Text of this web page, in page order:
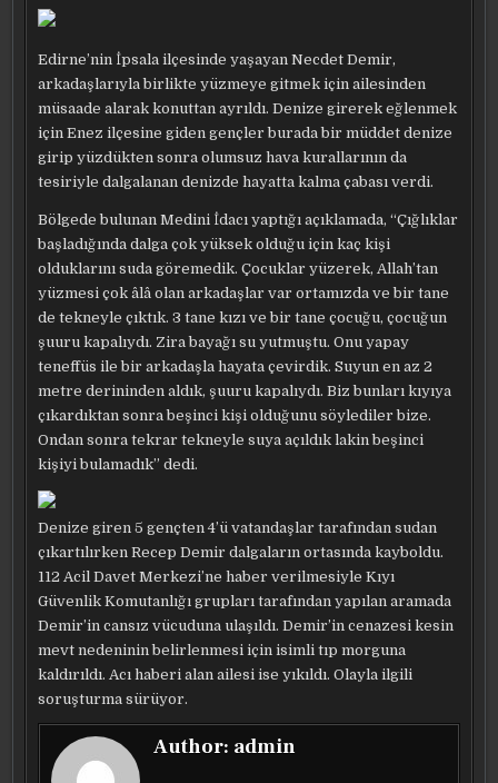
Edirne’nin İpsala ilçesinde yaşayan Necdet Demir,
arkadaşlarıyla birlikte yüzmeye gitmek için ailesinden
müsaade alarak konuttan ayrıldı. Denize girerek eğlenmek
için Enez ilçesine giden gençler burada bir müddet denize
girip yüzdükten sonra olumsuz hava kurallarının da
tesiriyle dalgalanan denizde hayatta kalma çabası verdi.
Bölgede bulunan Medini İdacı yaptığı açıklamada, “Çığlıklar
başladığında dalga çok yüksek olduğu için kaç kişi
olduklarını suda göremedik. Çocuklar yüzerek, Allah’tan
yüzmesi çok âlâ olan arkadaşlar var ortamızda ve bir tane
de tekneyle çıktık. 3 tane kızı ve bir tane çocuğu, çocuğun
şuuru kapalıydı. Zira bayağı su yutmuştu. Onu yapay
teneffüs ile bir arkadaşla hayata çevirdik. Suyun en az 2
metre derininden aldık, şuuru kapalıydı. Biz bunları kıyıya
çıkardıktan sonra beşinci kişi olduğunu söylediler bize.
Ondan sonra tekrar tekneyle suya açıldık lakin beşinci
kişiyi bulamadık” dedi.
Denize giren 5 gençten 4’ü vatandaşlar tarafından sudan
çıkartılırken Recep Demir dalgaların ortasında kayboldu.
112 Acil Davet Merkezi’ne haber verilmesiyle Kıyı
Güvenlik Komutanlığı grupları tarafından yapılan aramada
Demir’in cansız vücuduna ulaşıldı. Demir’in cenazesi kesin
mevt nedeninin belirlenmesi için isimli tıp morguna
kaldırıldı. Acı haberi alan ailesi ise yıkıldı. Olayla ilgili
soruşturma sürüyor.
Author: admin